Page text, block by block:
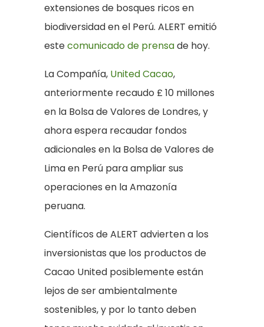
extensiones de bosques ricos en
biodiversidad en el Perú. ALERT emitió
estecomunicado de prensade hoy.
La Compañía, United Cacao,
anteriormente recaudo £ 10 millones
en la Bolsa de Valores de Londres, y
ahora espera recaudar fondos
adicionales en la Bolsa de Valores de
Lima en Perú para ampliar sus
operaciones en la Amazonía
peruana.
Científicos de ALERT advierten a los
inversionistas que los productos de
Cacao United posiblemente están
lejos de ser ambientalmente
sostenibles, y por lo tanto deben